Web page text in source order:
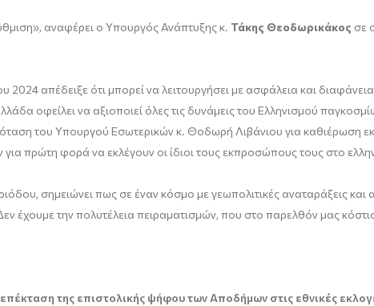
αναφέρει ο Υπουργός Ανάπτυξης κ. Τάκης Θεοδωρικάκος σε
απέδειξε ότι μπορεί να λειτουργήσει με ασφάλεια και
οφείλει να αξιοποιεί όλες τις δυνάμεις του Ελληνισμού
του Υπουργού Εσωτερικών κ. Θοδωρή Λιβάνιου για καθιέρωση
πρώτη φορά να εκλέγουν οι ίδιοι τους εκπροσώπους τους στο
σημειώνει πως σε έναν κόσμο με γεωπολιτικές αναταράξεις και
έχουμε την πολυτέλεια πειραματισμών, που στο παρελθόν μας
της επιστολικής ψήφου των Αποδήμων στις εθνικές